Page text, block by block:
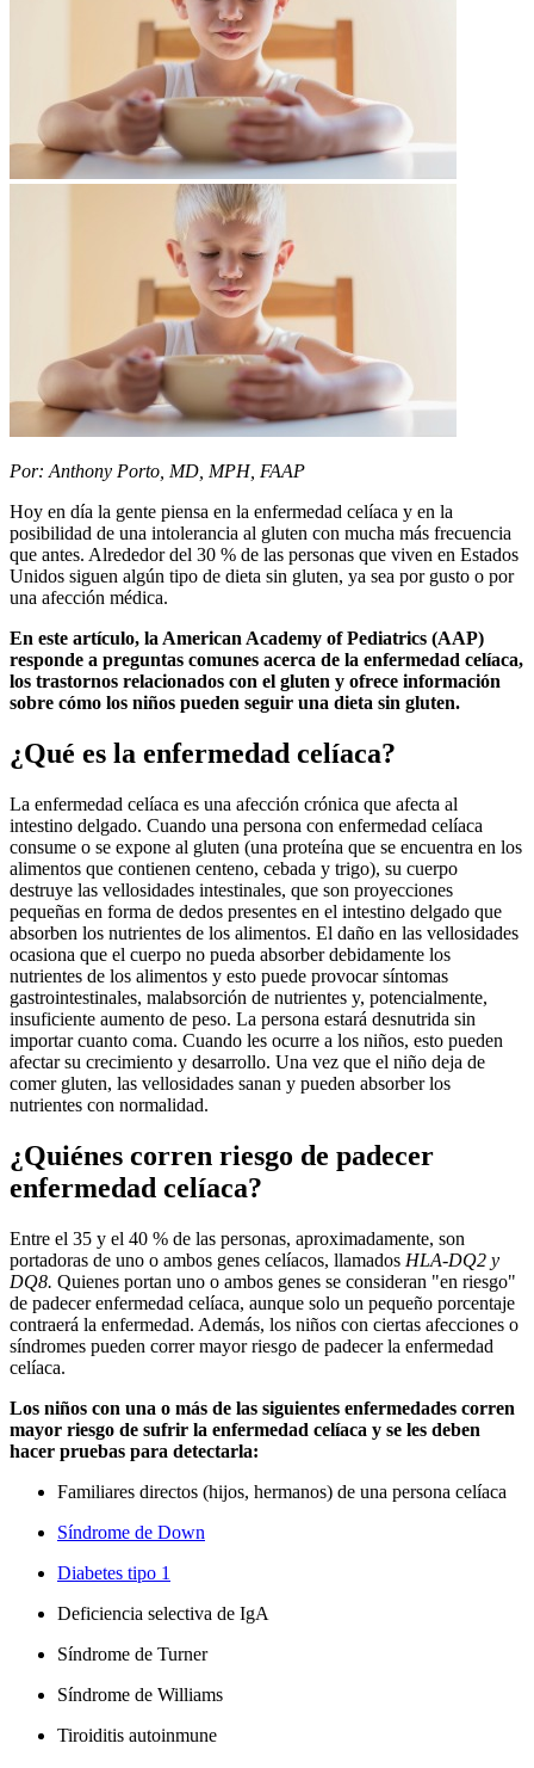
Por: Anthony Porto, MD, MPH, FAAP
Hoy en día la gente piensa en la enfermedad celíaca y en la
posibilidad de una intolerancia al gluten con mucha más frecuencia
que antes. Alrededor del 30 % de las personas que viven en Estados
Unidos siguen algún tipo de dieta sin gluten, ya sea por gusto o por
una afección médica.
En este artículo, la American Academy of Pediatrics (AAP)
responde a preguntas comunes acerca de la enfermedad celíaca,
los trastornos relacionados con el gluten y ofrece información
sobre cómo los niños pueden seguir una dieta sin gluten.
¿Qué es la enfermedad celíaca?
La enfermedad celíaca es una afección crónica que afecta al
intestino delgado. Cuando una persona con enfermedad celíaca
consume o se expone al gluten (una proteína que se encuentra en los
alimentos que contienen centeno, cebada y trigo), su cuerpo
destruye las vellosidades intestinales, que son proyecciones
pequeñas en forma de dedos presentes en el intestino delgado que
absorben los nutrientes de los alimentos. El daño en las vellosidades
ocasiona que el cuerpo no pueda absorber debidamente los
nutrientes de los alimentos y esto puede provocar síntomas
gastrointestinales, malabsorción de nutrientes y, potencialmente,
insuficiente aumento de peso. La persona estará desnutrida sin
importar cuanto coma. Cuando les ocurre a los niños, esto pueden
afectar su crecimiento y desarrollo. Una vez que el niño deja de
comer gluten, las vellosidades sanan y pueden absorber los
nutrientes con normalidad.
¿Quiénes corren riesgo de padecer
enfermedad celíaca?
Entre el 35 y el 40 % de las personas, aproximadamente, son
portadoras de uno o ambos genes celíacos, llamados HLA-DQ2 y
DQ8. Quienes portan uno o ambos genes se consideran "en riesgo"
de padecer enfermedad celíaca, aunque solo un pequeño porcentaje
contraerá la enfermedad. Además, los niños con ciertas afecciones o
síndromes pueden correr mayor riesgo de padecer la enfermedad
celíaca.
Los niños con una o más de las siguientes enfermedades corren
mayor riesgo de sufrir la enfermedad celíaca y se les deben
hacer pruebas para detectarla:
Familiares directos (hijos, hermanos) de una persona celíaca
Síndrome de Down
Diabetes tipo 1
Deficiencia selectiva de IgA
Síndrome de Turner
Síndrome de Williams
Tiroiditis autoinmune